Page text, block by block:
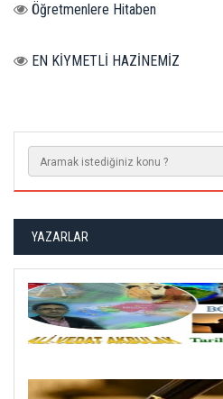
Öğretmenlere Hitaben
EN KİYMETLİ HAZİNEMİZ
YAZARLAR